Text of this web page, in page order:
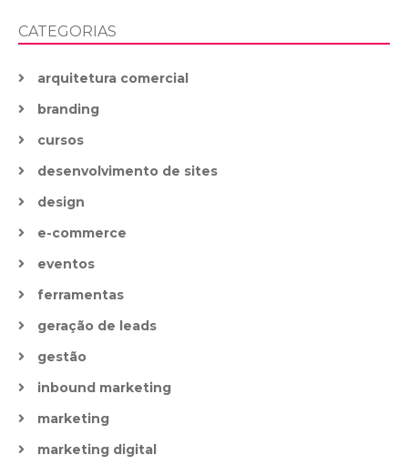
CATEGORIAS
arquitetura comercial
branding
cursos
desenvolvimento de sites
design
e-commerce
eventos
ferramentas
geração de leads
gestão
inbound marketing
marketing
marketing digital